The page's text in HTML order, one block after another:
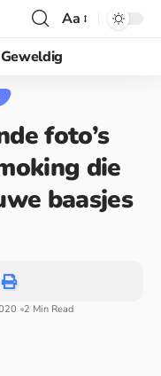
Aa
Geweldig
foto’s
die
baasjes
2 Min Read